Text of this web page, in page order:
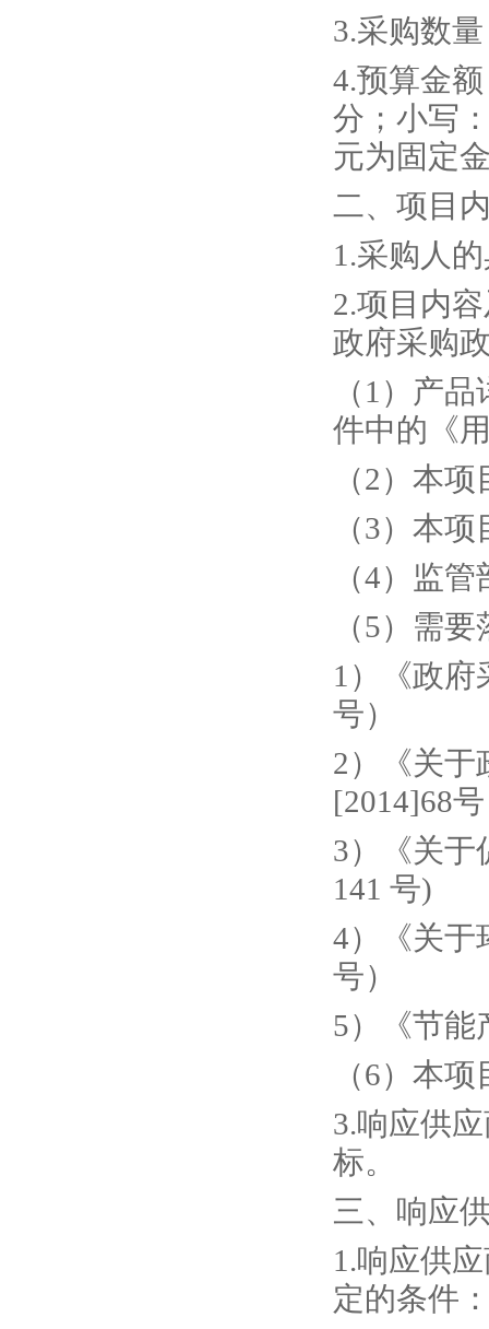
3.采购数
4.预算金
分；小写
元为固定
二、项目
1 .采购人
2.项目内
政府采购
（1）产品
件中的《
（2）本项
（3）本项
（4）监管
（5）需要
1）《政府
号）
2）《关于
[2014]68
3）《关于
141 号)
4）《关于
号）
5）《节能
（6） 本项
3.响应供
标。
三、 响应
1.响应供
定的条件